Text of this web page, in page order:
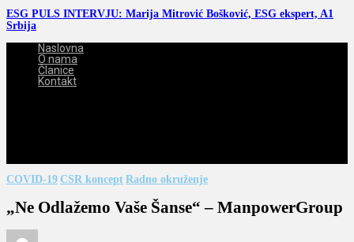
ESG PULS INTERVJU: Marija Mitrović Bošković, ESG ekspert, A1
Srbija
Naslovna
O nama
Članice
Kontakt
COVID-19 CSR koncept Radno okruženje
„Ne Odlažemo Vaše Šanse“ – ManpowerGroup